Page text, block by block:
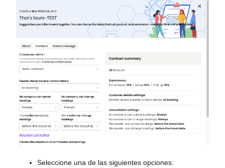
Seleccione una de las siguientes opciones: